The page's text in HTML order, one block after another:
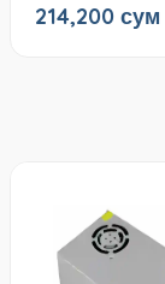
214,200 сум